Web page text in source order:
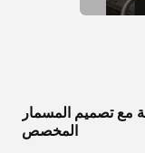
مع تصميم المسمار
المخصص